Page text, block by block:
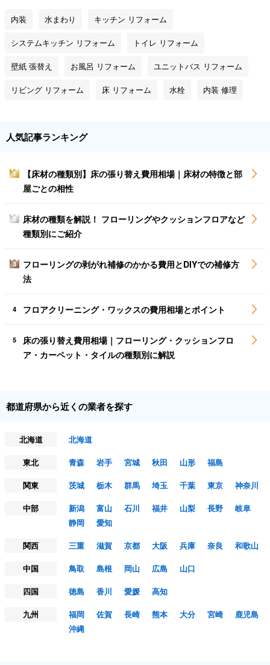
内装 水まわり キッチン リフォーム
システムキッチン リフォーム トイレ リフォーム
壁紙 張替え お風呂 リフォーム ユニットバス リフォーム
リビング リフォーム 床 リフォーム 水栓 内装 修理
人気記事ランキング
1
【床材の種類別】床の張り替え費用相場｜床材の特徴と部
屋ごとの相性
2
床材の種類を解説！ フローリングやクッションフロアなど
種類別にご紹介
3
フローリングの剥がれ補修のかかる費用とDIYでの補修方
法
4 フロアクリーニング・ワックスの費用相場とポイント
5
床の張り替え費用相場｜フローリング・クッションフロ
ア・カーペット・タイルの種類別に解説
都道府県から近くの業者を探す
北海道
北海道
東北
青森 岩手 宮城 秋田 山形
福島
関東
茨城 栃木 群馬 埼玉 千葉 東京
神奈川
中部
新潟 富山 石川 福井 山梨 長野
岐阜
静岡
愛知
関西
三重 滋賀 京都 大阪 兵庫 奈良
和歌山
中国
鳥取 島根 岡山 広島
山口
四国
徳島 香川 愛媛
高知
九州
福岡 佐賀 長崎 熊本 大分 宮崎
鹿児島
沖縄